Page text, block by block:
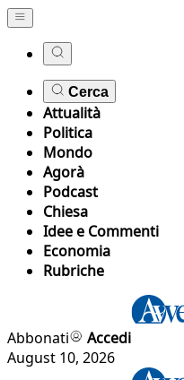
Cerca
Attualità
Politica
Mondo
Agorà
Podcast
Chiesa
Idee e Commenti
Economia
Rubriche
Abbonati
Accedi
August 10, 2026